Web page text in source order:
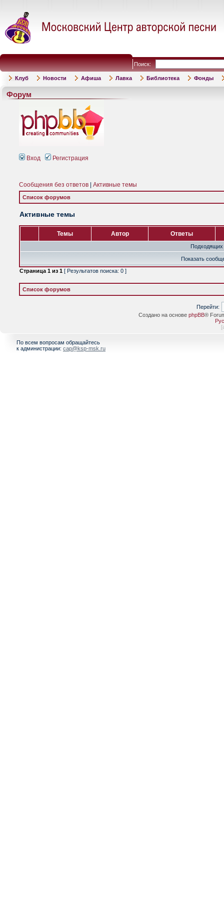
Поиск:
Клуб Новости Афиша Лавка Библиотека Фонды
Форум
Вход Регистрация
Сообщения без ответов Активные темы
Список форумов
Активные темы
Темы Автор Ответы
Подходящих
Показать
Страница 1 из 1 [ Результатов поиска: 0 ]
Список форумов
Перейти:
Создано на основе phpBB®
[
По всем вопросам обращайтесь
к администрации: cap@ksp-msk.ru